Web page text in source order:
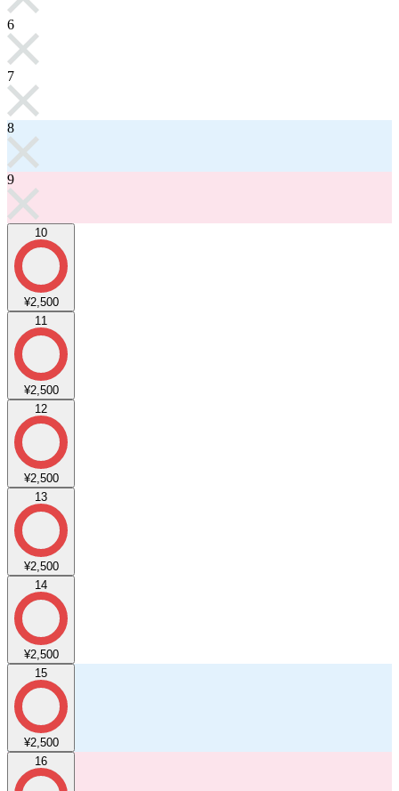
6
7
8
9
10
¥2,500
11
¥2,500
12
¥2,500
13
¥2,500
14
¥2,500
15
¥2,500
16